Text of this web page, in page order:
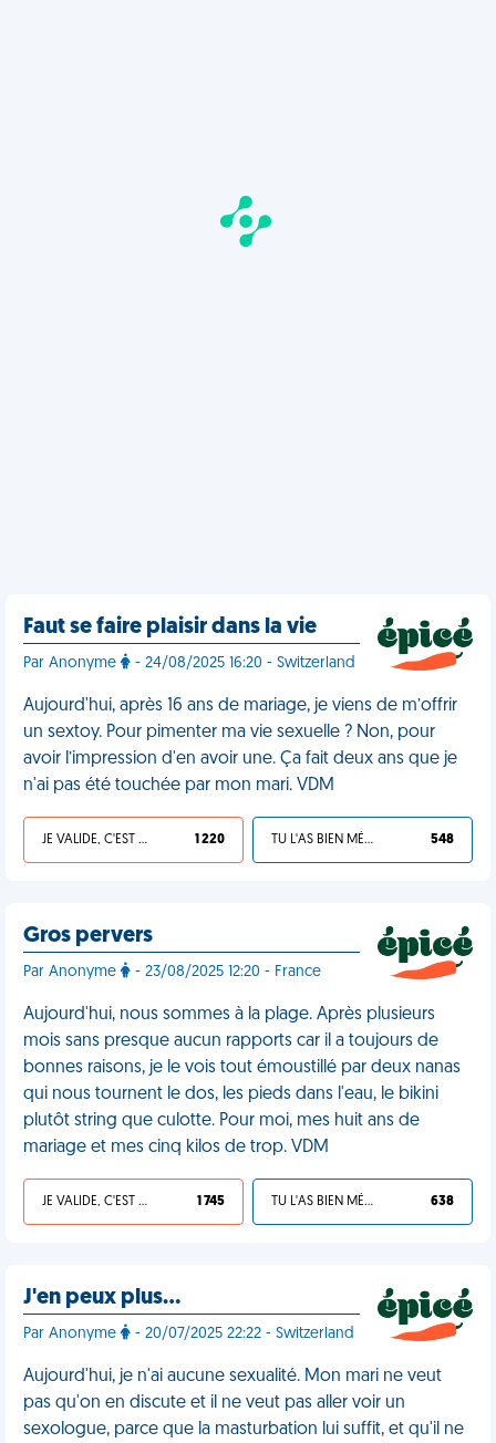
Faut se faire plaisir dans la vie
Par Anonyme - 24/08/2025 16:20 - Switzerland
Aujourd'hui, après 16 ans de mariage, je viens de m’offrir
un sextoy. Pour pimenter ma vie sexuelle ? Non, pour
avoir l’impression d'en avoir une. Ça fait deux ans que je
n'ai pas été touchée par mon mari. VDM
JE VALIDE, C'EST UNE VDM 1 220 TU L'AS BIEN MÉRITÉ 548
Gros pervers
Par Anonyme - 23/08/2025 12:20 - France
Aujourd'hui, nous sommes à la plage. Après plusieurs
mois sans presque aucun rapports car il a toujours de
bonnes raisons, je le vois tout émoustillé par deux nanas
qui nous tournent le dos, les pieds dans l'eau, le bikini
plutôt string que culotte. Pour moi, mes huit ans de
mariage et mes cinq kilos de trop. VDM
JE VALIDE, C'EST UNE VDM 1 745 TU L'AS BIEN MÉRITÉ 638
J'en peux plus…
Par Anonyme - 20/07/2025 22:22 - Switzerland
Aujourd'hui, je n'ai aucune sexualité. Mon mari ne veut
pas qu'on en discute et il ne veut pas aller voir un
sexologue, parce que la masturbation lui suffit, et qu'il ne